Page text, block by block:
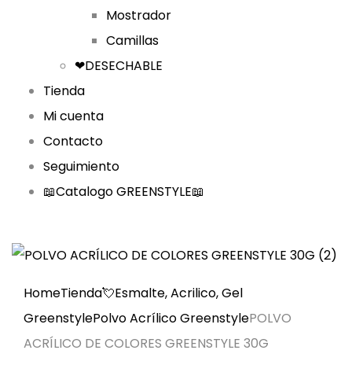
Mostrador
Camillas
❤DESECHABLE
Tienda
Mi cuenta
Contacto
Seguimiento
📖Catalogo GREENSTYLE📖
HomeTienda💘Esmalte, Acrilico, Gel
GreenstylePolvo Acrílico GreenstylePOLVO
ACRÍLICO DE COLORES GREENSTYLE 30G